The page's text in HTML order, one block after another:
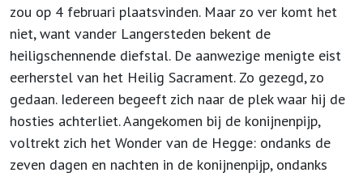
zou op 4 februari plaatsvinden. Maar zo ver komt het
niet, want vander Langersteden bekent de
heiligschennende diefstal. De aanwezige menigte eist
eerherstel van het Heilig Sacrament. Zo gezegd, zo
gedaan. Iedereen begeeft zich naar de plek waar hij de
hosties achterliet. Aangekomen bij de konijnenpijp,
voltrekt zich het Wonder van de Hegge: ondanks de
zeven dagen en nachten in de konijnenpijp, ondanks